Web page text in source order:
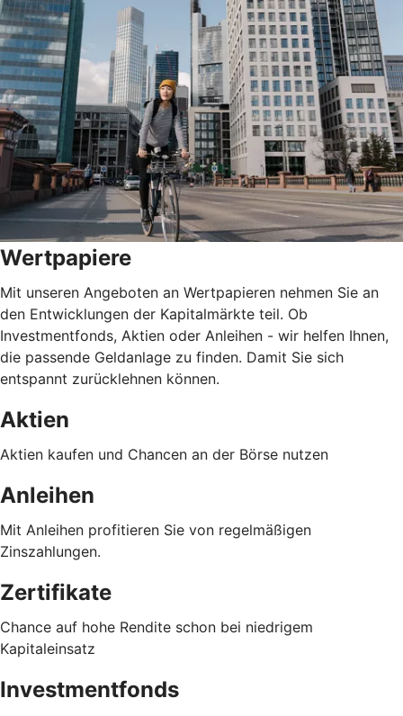
Wertpapiere
Mit unseren Angeboten an Wertpapieren nehmen Sie an
den Entwicklungen der Kapitalmärkte teil. Ob
Investmentfonds, Aktien oder Anleihen - wir helfen Ihnen,
die passende Geldanlage zu finden. Damit Sie sich
entspannt zurücklehnen können.
Aktien
Aktien kaufen und Chancen an der Börse nutzen
Anleihen
Mit Anleihen profitieren Sie von regelmäßigen
Zinszahlungen.
Zertifikate
Chance auf hohe Rendite schon bei niedrigem
Kapitaleinsatz
Investmentfonds